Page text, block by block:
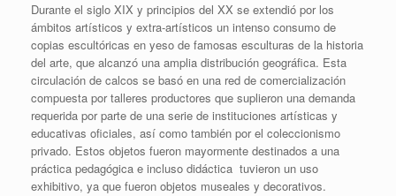
Durante el siglo XIX y principios del XX se extendió por los
ámbitos artísticos y extra-artísticos un intenso consumo de
copias escultóricas en yeso de famosas esculturas de la historia
del arte, que alcanzó una amplia distribución geográfica. Esta
circulación de calcos se basó en una red de comercialización
compuesta por talleres productores que suplieron una demanda
requerida por parte de una serie de instituciones artísticas y
educativas oficiales, así como también por el coleccionismo
privado. Estos objetos fueron mayormente destinados a una
práctica pedagógica e incluso didáctica tuvieron un uso
exhibitivo, ya que fueron objetos museales y decorativos.